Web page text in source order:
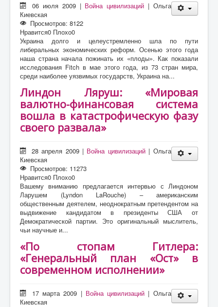
06 июля 2009 | Война цивилизаций | Ольга
Киевская
Просмотров: 8122
Нравится0 Плохо0
Украина долго и целеустремленно шла по пути
либеральных экономических реформ. Осенью этого года
наша страна начала пожинать их «плоды». Как показали
исследования Fitch в мае этого года, из 73 стран мира,
среди наиболее уязвимых государств, Украина на...
Линдон Ляруш: «Мировая
валютно-финансовая система
вошла в катастрофическую фазу
своего развала»
28 апреля 2009 | Война цивилизаций | Ольга
Киевская
Просмотров: 11273
Нравится0 Плохо0
Вашему вниманию предлагается интервью с Линдоном
Ларушем (Lyndon LaRouche) – американским
общественным деятелем, неоднократным претендентом на
выдвижение кандидатом в президенты США от
Демократической партии. Это оригинальный мыслитель,
чьи научные и...
«По стопам Гитлера:
«Генеральный план «Ост» в
современном исполнении»
17 марта 2009 | Война цивилизаций | Ольга
Киевская